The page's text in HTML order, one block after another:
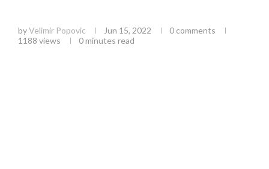
byVelimir Popovic Jun 15, 2022
0 comments
1188 views 0 minutes read